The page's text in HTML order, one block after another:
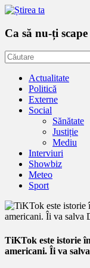
Ca să nu-ți
Actualitate
Politică
Externe
Social
Sănătate
Justiție
Mediu
Interviuri
Showbiz
Meteo
Sport
TiKTok este istorie
americani. Îi va